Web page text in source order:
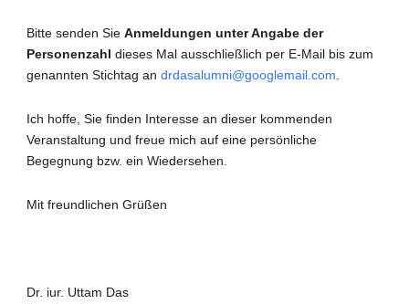
Bitte senden Sie Anmeldungen unter Angabe der
Personenzahl dieses Mal ausschließlich per E-Mail bis zum
genannten Stichtag an drdasalumni@googlemail.com
Ich hoffe, Sie finden Interesse an dieser kommenden
Veranstaltung und freue mich auf eine persönliche
Begegnung bzw. ein Wiedersehen.
Mit freundlichen Grüßen
Dr. iur. Uttam Das